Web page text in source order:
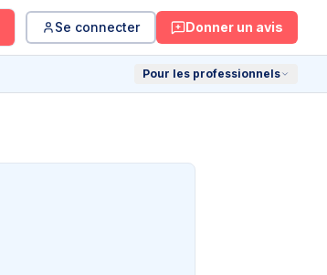
Se connecter Donner un avis
Pour les professionnels